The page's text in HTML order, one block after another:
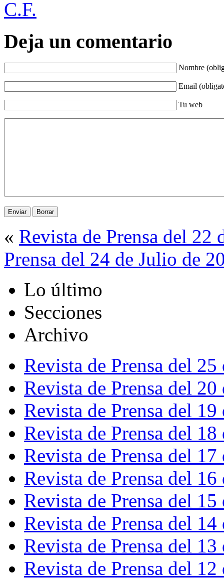
C.F.
Deja un comentario
Nombre
Email
Tu web
« Revista de Prensa del 22
Prensa del 24 de Julio de
Lo último
Secciones
Archivo
Revista de Prensa del
Revista de Prensa del
Revista de Prensa del
Revista de Prensa del
Revista de Prensa del
Revista de Prensa del
Revista de Prensa del
Revista de Prensa del
Revista de Prensa del
Revista de Prensa del